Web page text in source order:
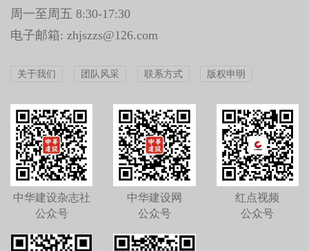
周一至周五 8:30-17:30
电子邮箱: zhjszzs@126.com
关于我们 团队风采 联系方式 版权申明
中华建设杂志社
公众号
中华建设网
公众号
红点视频
公众号